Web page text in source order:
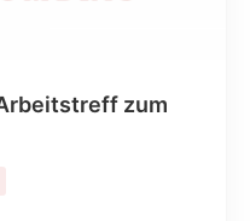
zum